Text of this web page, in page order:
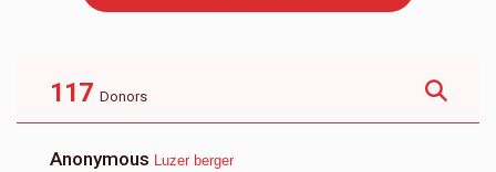
117 Donors
Anonymous Luzer berger